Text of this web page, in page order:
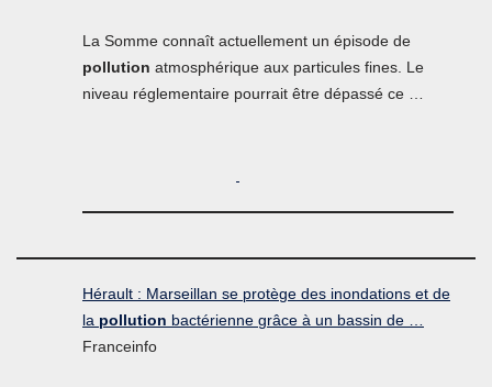
La Somme connaît actuellement un épisode de
pollution atmosphérique aux particules fines. Le
niveau réglementaire pourrait être dépassé ce …
Hérault : Marseillan se protège des inondations et de
la pollution bactérienne grâce à un bassin de …
Franceinfo